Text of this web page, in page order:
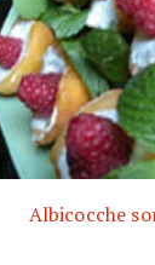
Albicocche